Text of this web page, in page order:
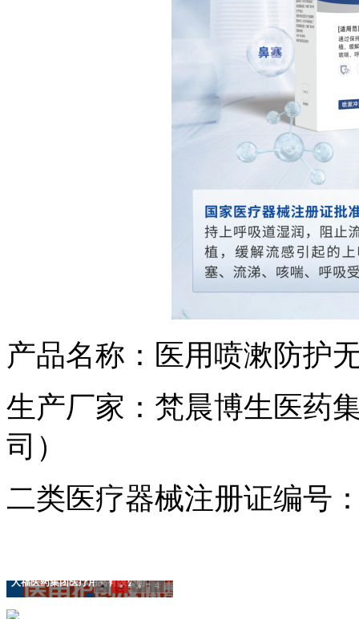
产品名称：医用喷漱防护
生产厂家：梵晨博生医药
司）
二类医疗器械注册证编号
人福医药集团医疗用品有限公司
1 2 3 4